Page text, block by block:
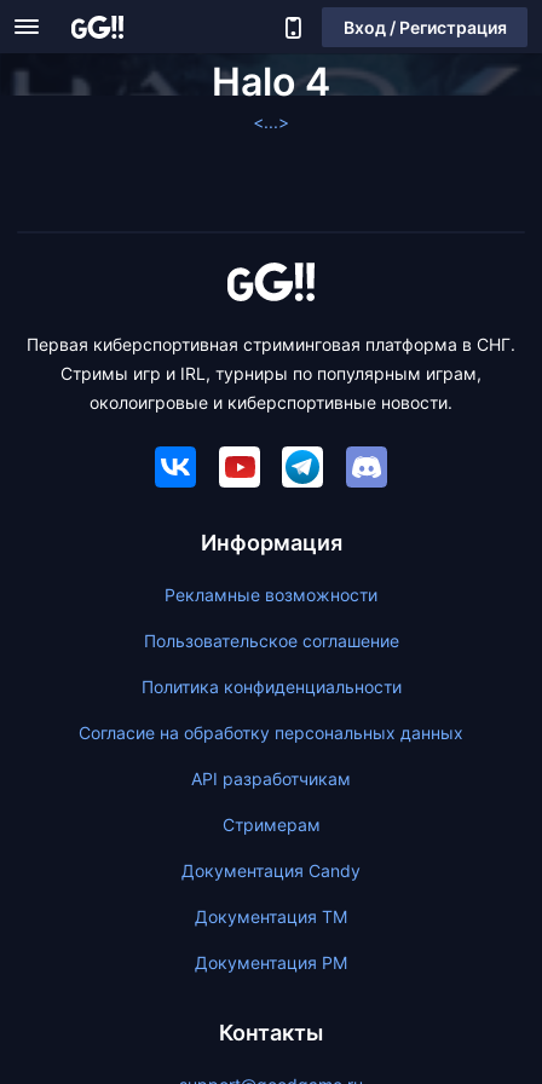
Вход / Регистрация
Halo 4
<...>
Первая киберспортивная стриминговая платформа в СНГ.
Стримы игр и IRL, турниры по популярным играм,
околоигровые и киберспортивные новости.
Информация
Рекламные возможности
Пользовательское соглашение
Политика конфиденциальности
Согласие на обработку персональных данных
API разработчикам
Стримерам
Документация Candy
Документация ТМ
Документация PM
Контакты